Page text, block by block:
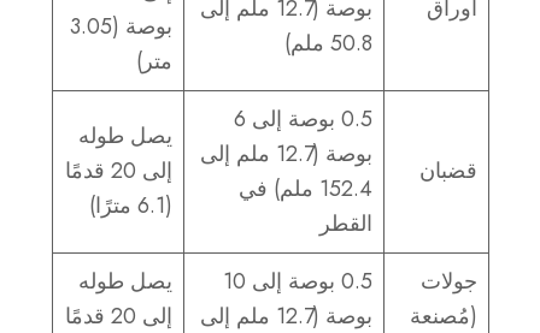
أوراق
بوصة (12.7 ملم إلى
50.8 ملم)
بوصة (3.05
متر)
قضبان
0.5 بوصة إلى 6
بوصة (12.7 ملم إلى
152.4 ملم) في
القطر
يصل طوله
إلى 20 قدمًا
(6.1 مترًا)
جولات
(مُصنعة
0.5 بوصة إلى 10
بوصة (12.7 ملم إلى
يصل طوله
إلى 20 قدمًا